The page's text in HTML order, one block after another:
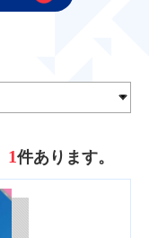
1件あります。